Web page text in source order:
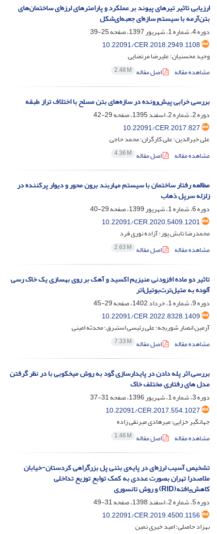
ارزیابی تاثیر تیرهای پیوند بر عملکرد و پارامترهای لرزه‌ای ساختمان‌های
بتن‌آرمه با سیستم سازه‌ای جعبه‌ای‌شکل
دوره 4، شماره 1، شهریور 1397، صفحه
25-39
10.22091/CER.2018.2949.1108
وحید محسنیان؛ علیرضا مرتضایی
مشاهده مقاله
اصل مقاله 2.48 M
بررسی خرابی پیش‌رونده در سازه‌های بتن مسلح با اختلاف تراز طبقه
دوره 2، شماره 2، اسفند 1395، صفحه
29-42
10.22091/CER.2017.827
علی خیرالدین؛ علی کارگران؛ محمد حاجی
مشاهده مقاله
اصل مقاله 4.36 M
مطالعه رفتار ساختمان با سیستم مهاربند برون محور و دیوار پرکننده در
زلزله سرپل ذهاب
دوره 6، شماره 1، شهریور 1399، صفحه
29-40
10.22091/CER.2020.5409.1201
محمدرضا تابش پور؛ آزاده نوری فرد
مشاهده مقاله
اصل مقاله 2.63 M
تاثیر دو ماده افزودنی منیزیم اکسید و آهک بر روی بهسازی یک خاک رسی
آلوده به متیل‌ترت‌بوتیل‌اتر
دوره 9، شماره 1، خرداد 1402، صفحه
29-45
10.22091/CER.2022.8328.1409
آرمین انصار شوریجه؛ علی رئیسی استبرق؛ محدثه امینی
مشاهده مقاله
اصل مقاله 7.33 M
بررسی اثر پله دادن در پایدارسازی گود به روش میخکوبی با در نظر گرفتن
مدل های رفتاری مختلف خاک
دوره 3، شماره 1، شهریور 1396، صفحه
31-37
10.22091/CER.2017.554.1027
جهانگیر خزایی؛ میرهادی میرنقی زاده
مشاهده مقاله
اصل مقاله 1.46 M
تشخیص آسیب لرزه‌ای در پایه‌ی بتنی پل بزرگراهی کردستان-خیابان
ملاصدرا تهران بصورت عددی به کمک توابع توزیع تداخلی
کاهش‌یافته(RID) و روش تانسوری
دوره 5، شماره 2، اسفند 1398، صفحه
31-49
10.22091/CER.2019.4500.1156
بهزاد حاصلی؛ امید خیری نمین